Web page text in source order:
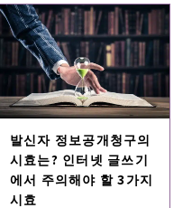
발신자 정보공개청구의
시효는? 인터넷 글쓰기
에서 주의해야 할 3가지
시효